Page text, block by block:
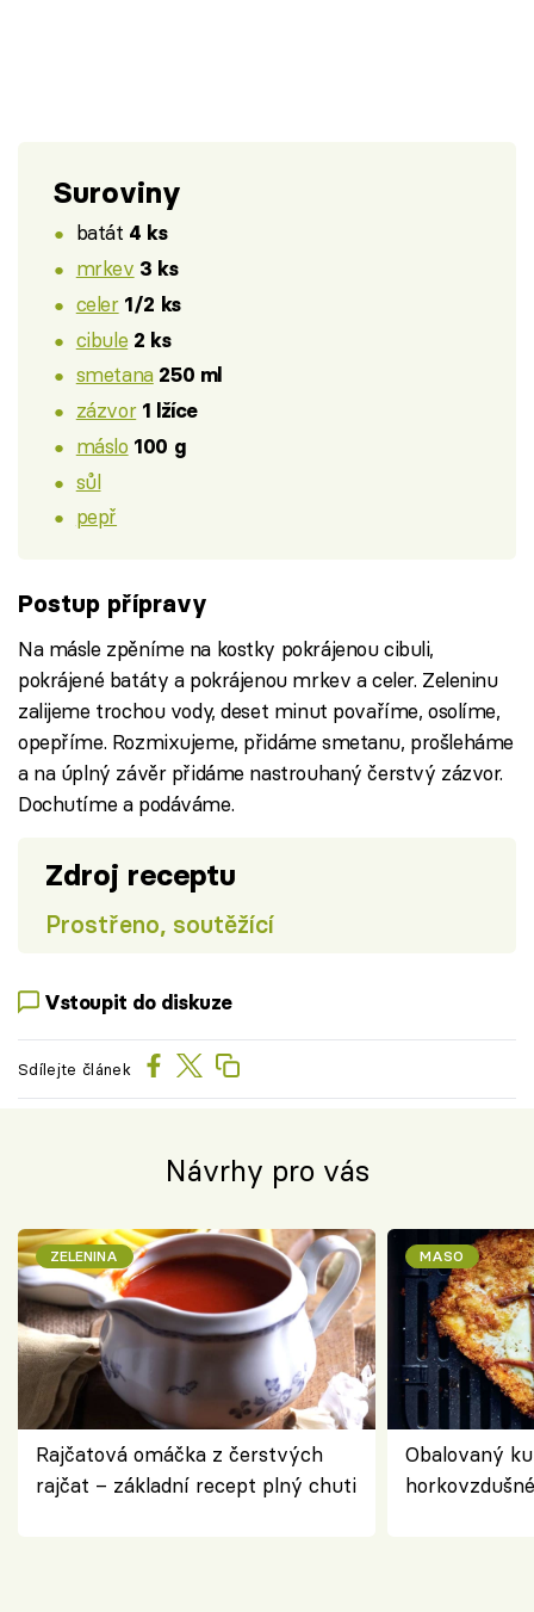
Suroviny
batát 4 ks
mrkev 3 ks
celer 1/2 ks
cibule 2 ks
smetana 250 ml
zázvor 1 lžíce
máslo 100 g
sůl
pepř
Postup přípravy
Na másle zpěníme na kostky pokrájenou cibuli,
pokrájené batáty a pokrájenou mrkev a celer. Zeleninu
zalijeme trochou vody, deset minut povaříme, osolíme,
opepříme. Rozmixujeme, přidáme smetanu, prošleháme
a na úplný závěr přidáme nastrouhaný čerstvý zázvor.
Dochutíme a podáváme.
Zdroj receptu
Prostřeno, soutěžící
Vstoupit do diskuze
Sdílejte článek
Návrhy pro vás
ZELENINA
Rajčatová omáčka z čerstvých
rajčat – základní recept plný chuti
MASO
Obalovaný